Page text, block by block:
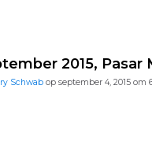
2015,
Schwab op september 4, 2015 om